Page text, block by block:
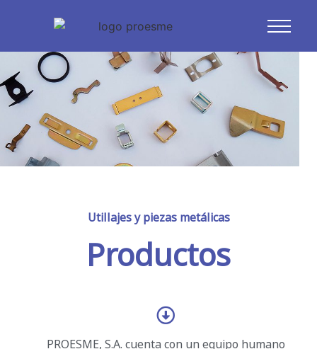
Utillajes y piezas metálicas
Productos
PROESME, S.A. cuenta con un equipo humano